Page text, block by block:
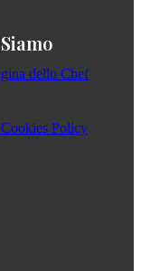
dello Chef
Policy